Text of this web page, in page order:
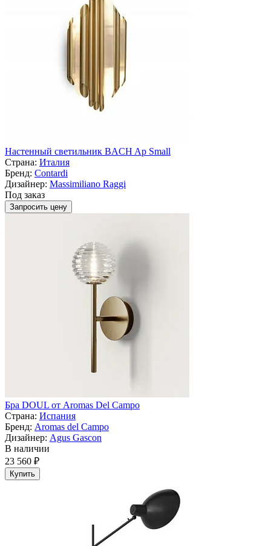
Настенный светильник BACH Ap Small
Страна: Италия
Бренд: Contardi
Дизайнер: Massimiliano Raggi
Под заказ
Запросить цену
Бра DOUL от Aromas Del Campo
Страна: Испания
Бренд: Aromas del Campo
Дизайнер: Agus Gascon
В наличии
23 560 ₽
Купить